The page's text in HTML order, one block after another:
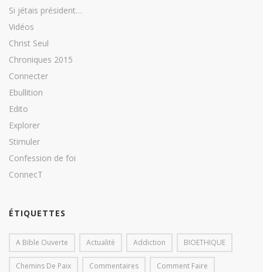
Si jétais président…
Vidéos
Christ Seul
Chroniques 2015
Connecter
Ebullition
Edito
Explorer
Stimuler
Confession de foi
ConnecT
ÉTIQUETTES
A Bible Ouverte Actualité Addiction BIOETHIQUE
Chemins De Paix Commentaires Comment Faire